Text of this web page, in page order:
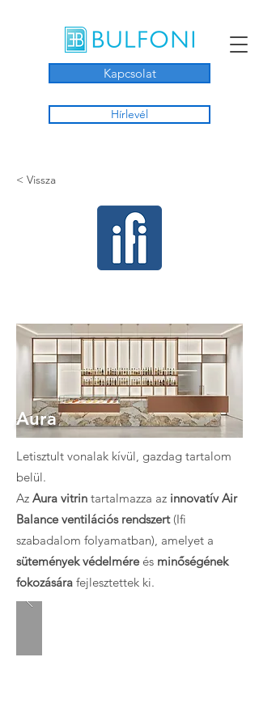
Kapcsolat
Hírlevél
< Vissza
Aura
Letisztult vonalak kívül, gazdag tartalom
belül.
Az Aura vitrin tartalmazza az innovatív Air
Balance ventilációs rendszert(Ifi
szabadalom folyamatban), amelyet a
sütemények védelméreés minőségének
fokozására fejlesztettek ki.